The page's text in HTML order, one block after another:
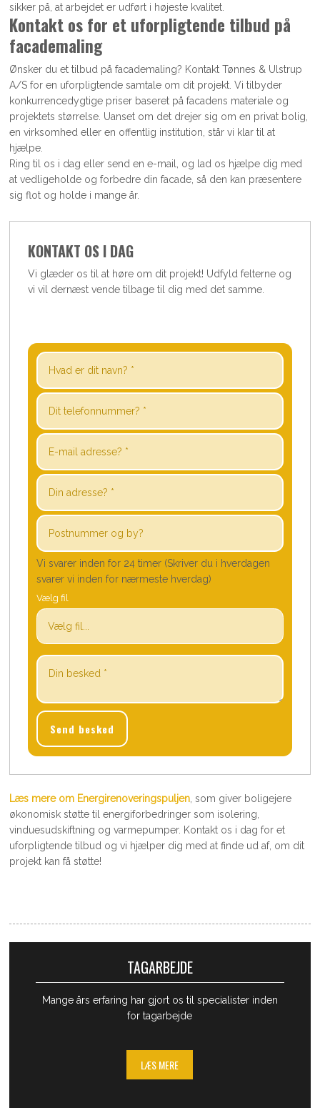
sikker på, at arbejdet er udført i højeste kvalitet.
Kontakt os for et uforpligtende tilbud på
facademaling
Ønsker du et tilbud på facademaling? Kontakt Tønnes & Ulstrup
A/S for en uforpligtende samtale om dit projekt. Vi tilbyder
konkurrencedygtige priser baseret på facadens materiale og
projektets størrelse. Uanset om det drejer sig om en privat bolig,
en virksomhed eller en offentlig institution, står vi klar til at
hjælpe.
Ring til os i dag eller send en e-mail, og lad os hjælpe dig med
at vedligeholde og forbedre din facade, så den kan præsentere
sig flot og holde i mange år.
KONTAKT OS I DAG
​Vi glæder os til at høre om dit projekt! Udfyld felterne og
vi vil dernæst vende tilbage til dig med det samme.
Vi svarer inden for 24 timer (Skriver du i hverdagen
svarer vi inden for nærmeste hverdag)
Vælg fil
Læs mere om ​Energirenoveringspuljen, som giver boligejere
økonomisk støtte til energiforbedringer som isolering,
vinduesudskiftning og varmepumper. Kontakt os i dag for et
uforpligtende tilbud og vi hjælper dig med at finde ud af, om dit
projekt kan få støtte!
TAGARBEJDE
Mange års erfaring har gjort os til specialister inden
for tagarbejde
LÆS MERE